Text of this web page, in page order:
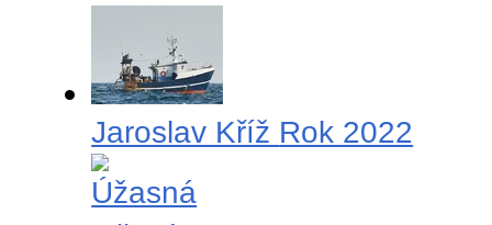
Jaroslav Kříž Rok 2022